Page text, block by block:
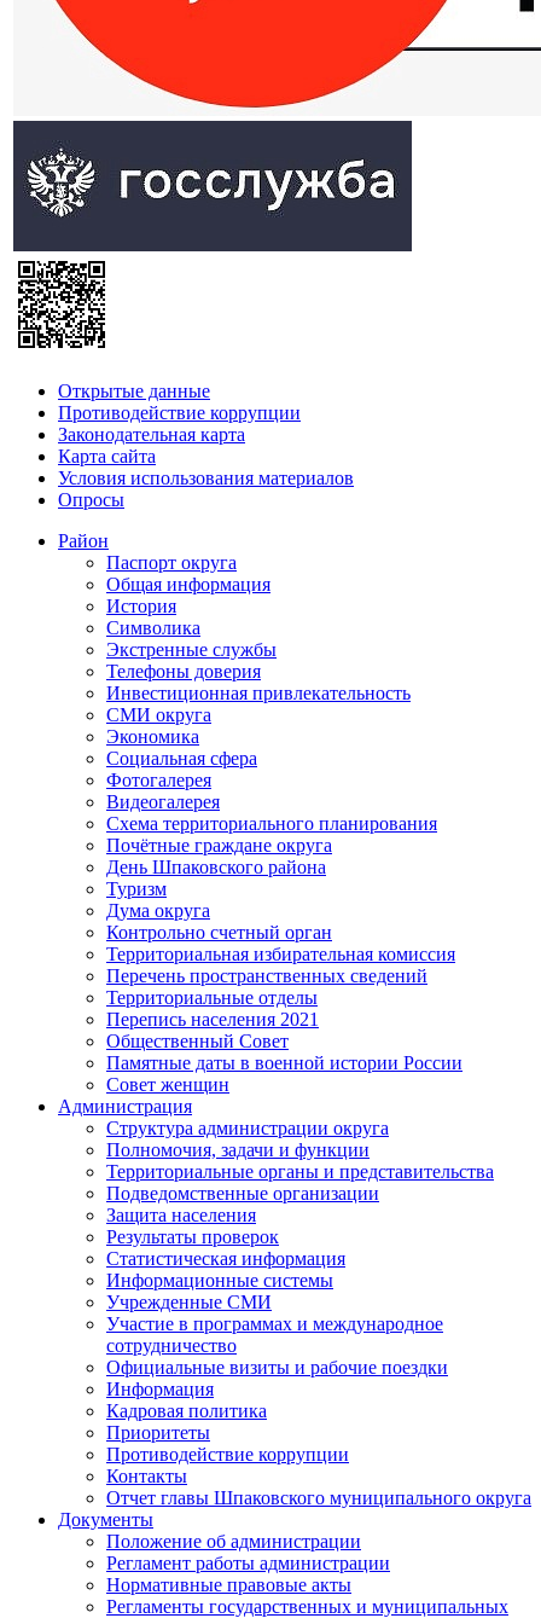
Открытые данные
Противодействие коррупции
Законодательная карта
Карта сайта
Условия использования материалов
Опросы
Район
Паспорт округа
Общая информация
История
Символика
Экстренные службы
Телефоны доверия
Инвестиционная привлекательность
СМИ округа
Экономика
Социальная сфера
Фотогалерея
Видеогалерея
Схема территориального планирования
Почётные граждане округа
День Шпаковского района
Туризм
Дума округа
Контрольно счетный орган
Территориальная избирательная комиссия
Перечень пространственных сведений
Территориальные отделы
Перепись населения 2021
Общественный Совет
Памятные даты в военной истории России
Совет женщин
Администрация
Структура администрации округа
Полномочия, задачи и функции
Территориальные органы и представительства
Подведомственные организации
Защита населения
Результаты проверок
Статистическая информация
Информационные системы
Учрежденные СМИ
Участие в программах и международное
сотрудничество
Официальные визиты и рабочие поездки
Информация
Кадровая политика
Приоритеты
Противодействие коррупции
Контакты
Отчет главы Шпаковского муниципального округа
Документы
Положение об администрации
Регламент работы администрации
Нормативные правовые акты
Регламенты государственных и муниципальных